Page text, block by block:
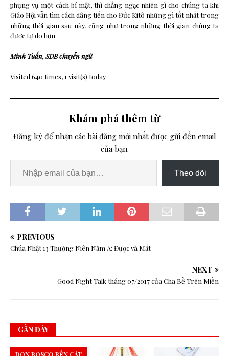
phụng vụ một cách bí mật, thì chẳng ngạc nhiên gì cho chúng ta khi
Giáo Hội vẫn tìm cách dâng tiến cho Đức Kitô những gì tốt nhất trong
những thời gian sau này, cũng như trong những thời gian chúng ta
được tự do hơn.
Minh Tuấn, SDB chuyển ngữ
Visited 640 times, 1 visit(s) today
Khám phá thêm từ
Đăng ký để nhận các bài đăng mới nhất được gửi đến email
của bạn.
Theo dõi
PREVIOUS
Chúa Nhật 13 Thường Niên Năm A: Được và Mất
NEXT
Good Night Talk tháng 07/2017 của Cha Bề Trên Miền
GẦN ĐÂY